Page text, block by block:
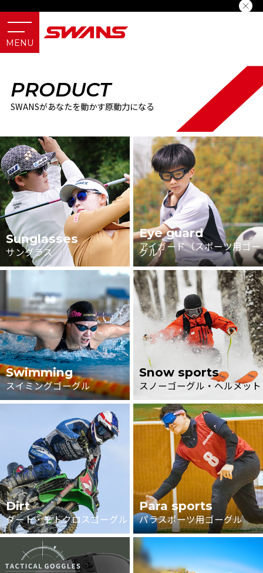
PRODUCT
SWANSがあなたを動かす原動力になる
Sunglasses
サングラス
Eye guard
アイガード（スポーツ用ゴー
グル）
Swimming
スイミングゴーグル
Snow sports
スノーゴーグル・ヘルメット
Dirt
ダート・モトクロスゴーグル
Para sports
パラスポーツ用ゴーグル